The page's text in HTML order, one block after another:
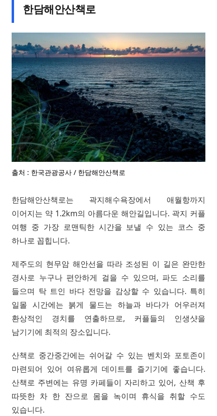
한담해안산책로
출처 : 한국관광공사 / 한담해안산책로
한담해안산책로는 곽지해수욕장에서 애월항까지
이어지는 약 1.2km의 아름다운 해안길입니다. 곽지 커플
여행 중 가장 로맨틱한 시간을 보낼 수 있는 코스 중
하나로 꼽힙니다.
제주도의 현무암 해안선을 따라 조성된 이 길은 완만한
경사로 누구나 편안하게 걸을 수 있으며, 파도 소리를
들으며 탁 트인 바다 전망을 감상할 수 있습니다. 특히
일몰 시간에는 붉게 물드는 하늘과 바다가 어우러져
환상적인 경치를 연출하므로, 커플들의 인생샷을
남기기에 최적의 장소입니다.
산책로 중간중간에는 쉬어갈 수 있는 벤치와 포토존이
마련되어 있어 여유롭게 데이트를 즐기기에 좋습니다.
산책로 주변에는 유명 카페들이 자리하고 있어, 산책 후
따뜻한 차 한 잔으로 몸을 녹이며 휴식을 취할 수도
있습니다.